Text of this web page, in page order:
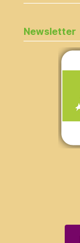
Newsletter